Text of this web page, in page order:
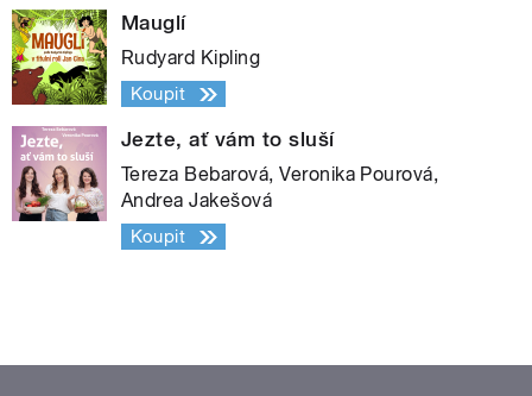
Mauglí
Rudyard Kipling
Koupit
Jezte, ať vám to sluší
Tereza Bebarová, Veronika Pourová,
Andrea Jakešová
Koupit